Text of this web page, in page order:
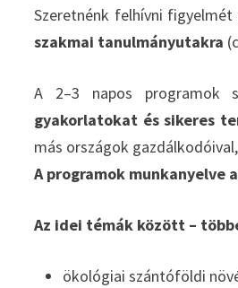
Szeretnénk felhívni figyelmét
szakmai tanulmányutakra
A 2–3 napos programok
gyakorlatokat és sikeres
más országok
A programok munkanyelve
Az idei témák között –
ökológiai szántóföldi